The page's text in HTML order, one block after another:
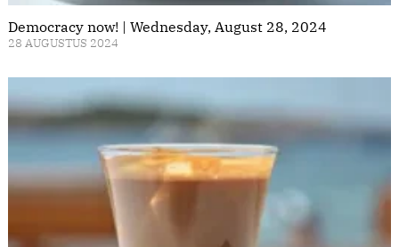
Democracy now! | Wednesday, August 28, 2024
28 AUGUSTUS 2024